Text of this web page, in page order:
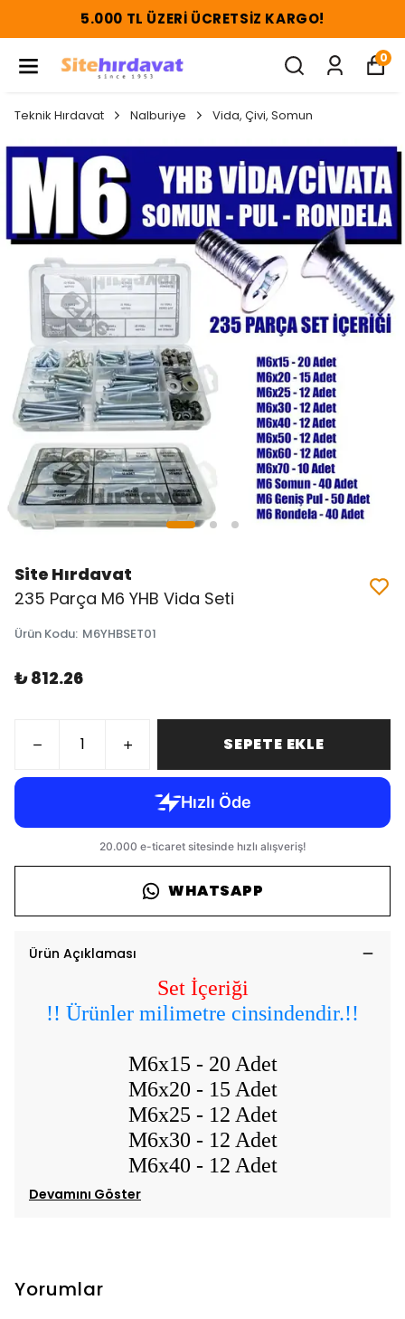
5.000 TL ÜZERI ÜCRETSIZ KARGO!
0
Teknik Hırdavat Nalburiye Vida, Çivi, Somun
Site Hırdavat
235 Parça M6 YHB Vida Seti
Ürün Kodu: M6YHBSET01
₺ 812.26
SEPETE EKLE
WHATSAPP
Ürün Açıklaması
Set İçeriği
!! Ürünler milimetre cinsindendir.!!
M6x15 - 20 Adet
M6x20 - 15 Adet
M6x25 - 12 Adet
M6x30 - 12 Adet
M6x40 - 12 Adet
Devamını Göster
Yorumlar